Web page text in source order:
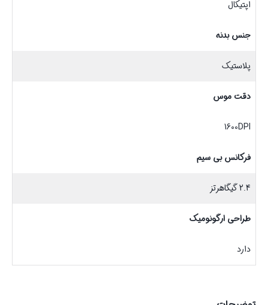
اپتيکال
جنس بدنه
پلاستیک
دقت موس
1600DPI
فرکانس بی سیم
2.4 گیگاهرتز
طراحی ارگونومیک
دارد